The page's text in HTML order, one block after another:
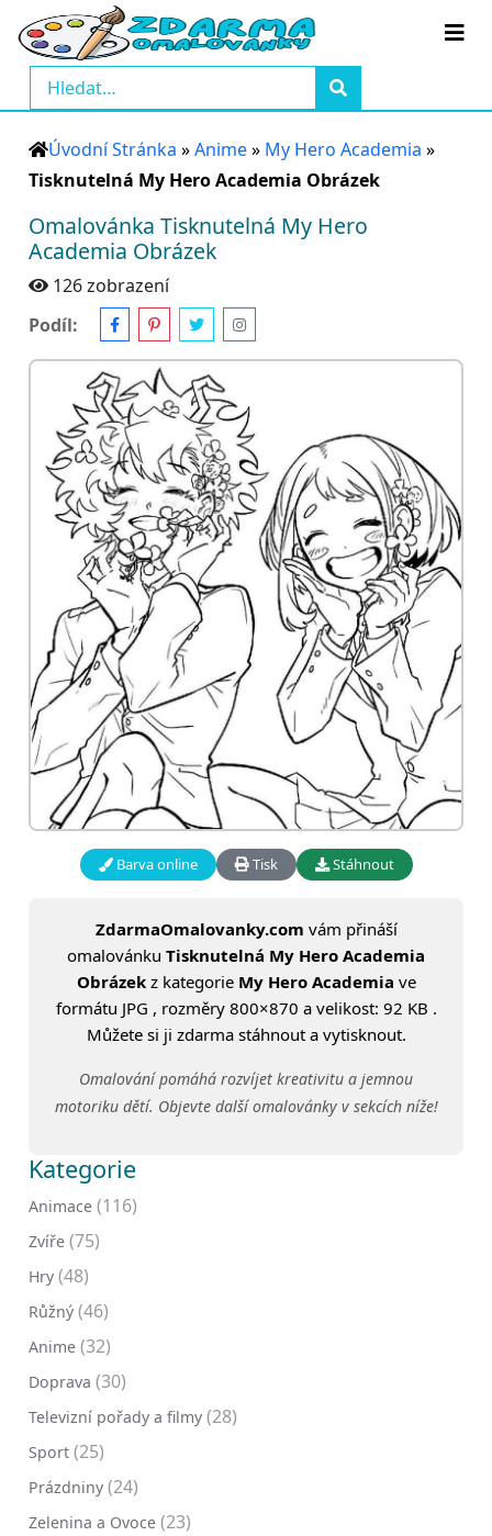
Úvodní Stránka »Anime» My Hero Academia »
Tisknutelná My Hero Academia Obrázek
Omalovánka Tisknutelná My Hero
Academia Obrázek
126 zobrazení
Podíl:
Barva online Tisk Stáhnout
ZdarmaOmalovanky.com vám přináší
omalovánku Tisknutelná My Hero Academia
Obrázekz kategorie My Hero Academia ve
formátu JPG , rozměry 800×870 a velikost: 92 KB .
Můžete si ji zdarma stáhnout a vytisknout.
Omalování pomáhá rozvíjet kreativitu a jemnou
motoriku dětí. Objevte další omalovánky v sekcích níže!
Kategorie
Animace (116)
Zvíře (75)
Hry (48)
Růžný (46)
Anime (32)
Doprava (30)
Televizní pořady a filmy (28)
Sport (25)
Prázdniny (24)
Zelenina a Ovoce (23)